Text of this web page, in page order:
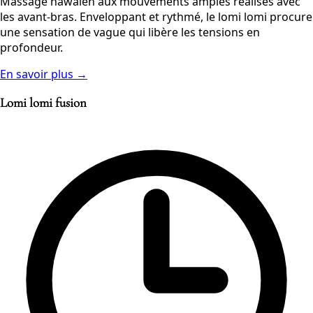
les avant-bras. Enveloppant et rythmé, le lomi lomi procure
une sensation de vague qui libère les tensions en
profondeur.
En savoir plus →
Lomi lomi fusion